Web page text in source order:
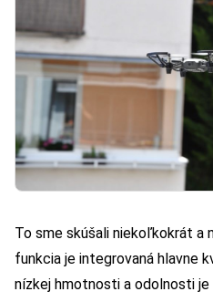
To sme skúšali niekoľkokrát a
funkcia je integrovaná hlavne
nízkej hmotnosti a odolnosti